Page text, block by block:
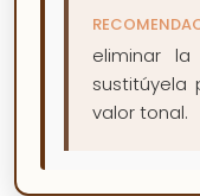
eliminar
sustitúyela
valor tonal.